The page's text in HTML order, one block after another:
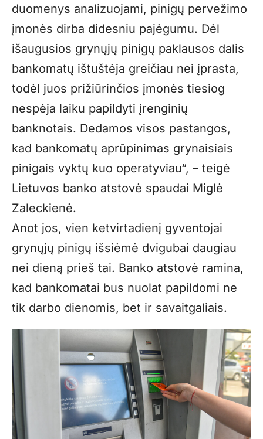
duomenys analizuojami, pinigų pervežimo
įmonės dirba didesniu pajėgumu. Dėl
išaugusios grynųjų pinigų paklausos dalis
bankomatų ištuštėja greičiau nei įprasta,
todėl juos prižiūrinčios įmonės tiesiog
nespėja laiku papildyti įrenginių
banknotais. Dedamos visos pastangos,
kad bankomatų aprūpinimas grynaisiais
pinigais vyktų kuo operatyviau“, – teigė
Lietuvos banko atstovė spaudai Miglė
Zaleckienė.
Anot jos, vien ketvirtadienį gyventojai
grynųjų pinigų išsiėmė dvigubai daugiau
nei dieną prieš tai. Banko atstovė ramina,
kad bankomatai bus nuolat papildomi ne
tik darbo dienomis, bet ir savaitgaliais.